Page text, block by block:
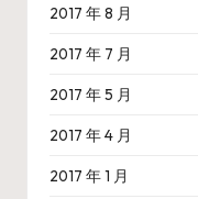
2017 年 8 月
2017 年 7 月
2017 年 5 月
2017 年 4 月
2017 年 1 月